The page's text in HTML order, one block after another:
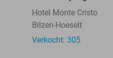
Hotel Monte Cristo
Bilzen-Hoeselt
Verkocht: 305